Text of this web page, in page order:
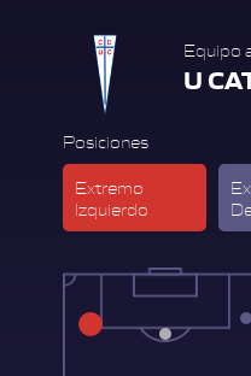
Equipo
U
Posiciones
Extremo
Izquierdo